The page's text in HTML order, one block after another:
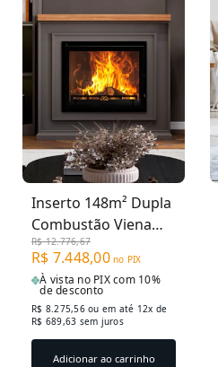
Inserto 148m² Dupla
Combustão Viena
1600INS - Grafite +
Porta Lenhas
PL700CP
R$ 12.776,67
R$ 7.448,00 no PIX
À vista no PIX com 10%
de desconto
R$ 8.275,56ou em até 12x de
R$ 689,63 sem juros
Adicionar ao carrinho